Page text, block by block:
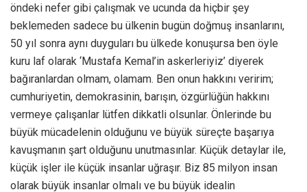
öndeki nefer gibi çalışmak ve ucunda da hiçbir şey
beklemeden sadece bu ülkenin bugün doğmuş insanlarını,
50 yıl sonra aynı duyguları bu ülkede konuşursa ben öyle
kuru laf olarak ‘Mustafa Kemal’in askerleriyiz’ diyerek
bağıranlardan olmam, olamam. Ben onun hakkını veririm;
cumhuriyetin, demokrasinin, barışın, özgürlüğün hakkını
vermeye çalışanlar lütfen dikkatli olsunlar. Önlerinde bu
büyük mücadelenin olduğunu ve büyük süreçte başarıya
kavuşmanın şart olduğunu unutmasınlar. Küçük detaylar ile,
küçük işler ile küçük insanlar uğraşır. Biz 85 milyon insan
olarak büyük insanlar olmalı ve bu büyük idealin